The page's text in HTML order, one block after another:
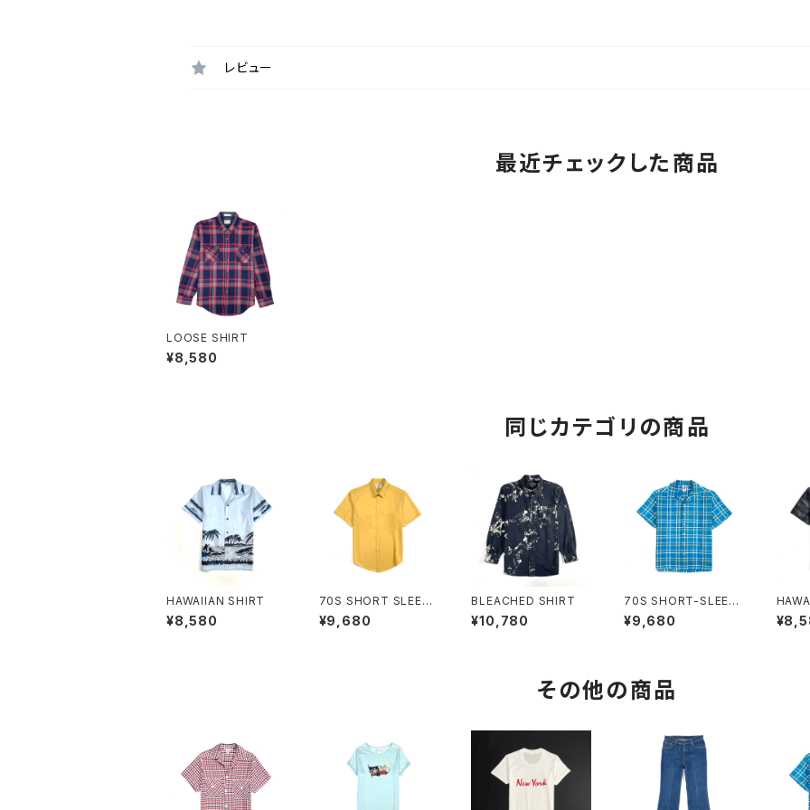
レビュー
最近チェックした商品
LOOSE SHIRT
¥8,580
同じカテゴリの商品
HAWAIIAN SHIRT
¥8,580
70S SHORT SLEEVE
SHIRT
¥9,680
BLEACHED SHIRT
¥10,780
70S SHORT-SLEEV
E SHIRT
¥9,680
その他の商品